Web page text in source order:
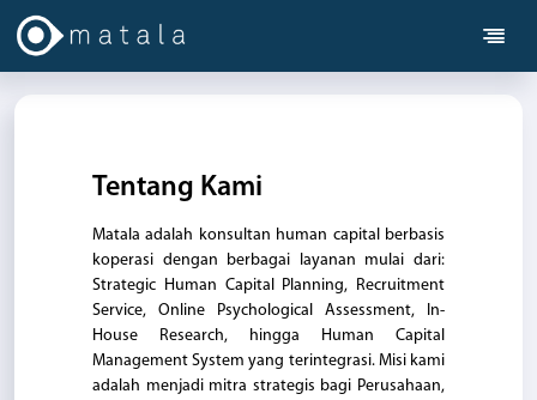
Psikologi
Headhunter
Tentang
Tentang Kami
Matala adalah konsultan human capital berbasis
koperasi dengan berbagai layanan mulai dari:
Strategic Human Capital Planning, Recruitment
Service, Online Psychological Assessment, In-
House Research, hingga Human Capital
Management System yang terintegrasi. Misi kami
adalah menjadi mitra strategis bagi Perusahaan,